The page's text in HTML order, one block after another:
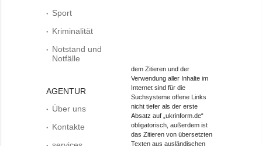
Sport
Kriminalität
Notstand und
Notfälle
AGENTUR
Über uns
Kontakte
dem Zitieren und der
Verwendung aller Inhalte im
Internet sind für die
Suchsysteme offene Links
nicht tiefer als der erste
Absatz auf „ukrinform.de“
obligatorisch, außerdem ist
das Zitieren von übersetzten
Texten aus ausländischen